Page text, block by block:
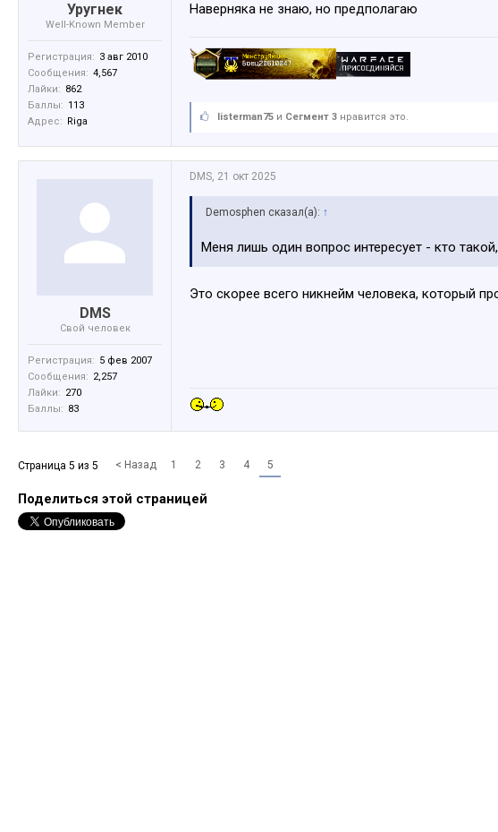
Уругнек
Well-Known Member
Регистрация: 3 авг 2010
Сообщения: 4,567
Лайки: 862
Баллы: 113
Адрес: Riga
Наверняка не знаю, но предполагаю
listerman75 и Сегмент 3 нравится это.
DMS
Свой человек
Регистрация: 5 фев 2007
Сообщения: 2,257
Лайки: 270
Баллы: 83
DMS, 21 окт 2025
Demosphen сказал(а): ↑
Меня лишь один вопрос интересует - кто
Это скорее всего никнейм человека, который
Страница 5 из 5 < Назад 1 2 3 4 5
Поделиться этой страницей